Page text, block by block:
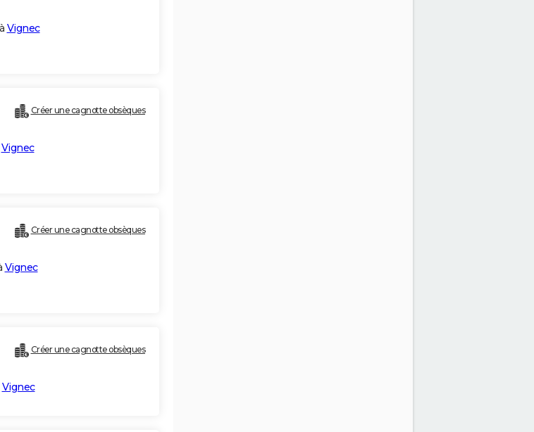
Vignec
Créer une cagnotte obsèques
Vignec
Créer une cagnotte obsèques
Vignec
Créer une cagnotte obsèques
Vignec